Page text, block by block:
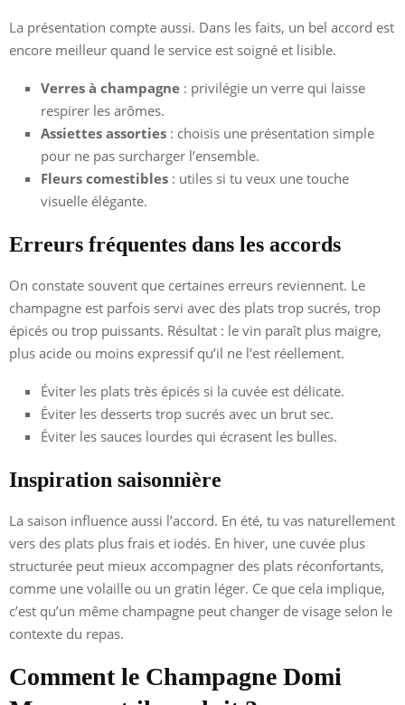
La présentation compte aussi. Dans les faits, un bel accord est
encore meilleur quand le service est soigné et lisible.
Verres à champagne : privilégie un verre qui laisse
respirer les arômes.
Assiettes assorties : choisis une présentation simple
pour ne pas surcharger l’ensemble.
Fleurs comestibles : utiles si tu veux une touche
visuelle élégante.
Erreurs fréquentes dans les accords
On constate souvent que certaines erreurs reviennent. Le
champagne est parfois servi avec des plats trop sucrés, trop
épicés ou trop puissants. Résultat : le vin paraît plus maigre,
plus acide ou moins expressif qu’il ne l’est réellement.
Éviter les plats très épicés si la cuvée est délicate.
Éviter les desserts trop sucrés avec un brut sec.
Éviter les sauces lourdes qui écrasent les bulles.
Inspiration saisonnière
La saison influence aussi l’accord. En été, tu vas naturellement
vers des plats plus frais et iodés. En hiver, une cuvée plus
structurée peut mieux accompagner des plats réconfortants,
comme une volaille ou un gratin léger. Ce que cela implique,
c’est qu’un même champagne peut changer de visage selon le
contexte du repas.
Comment le Champagne Domi